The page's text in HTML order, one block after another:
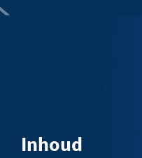
Inhoud